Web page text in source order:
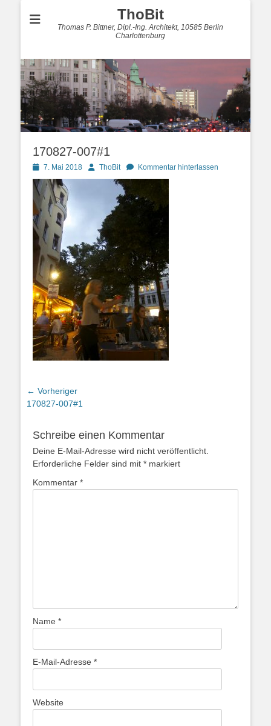
ThoBit
Thomas P. Bittner, Dipl.-Ing. Architekt, 10585 Berlin
Charlottenburg
170827-007#1
Posted
on
7. Mai 2018 AutorThoBit Kommentar hinterlassen
Beitragsnavigation
← Vorheriger
Vorheriger
170827-007#1
Schreibe einen Kommentar
Deine E-Mail-Adresse wird nicht veröffentlicht.
Erforderliche Felder sind mit * markiert
Kommentar *
Name *
E-Mail-Adresse *
Website